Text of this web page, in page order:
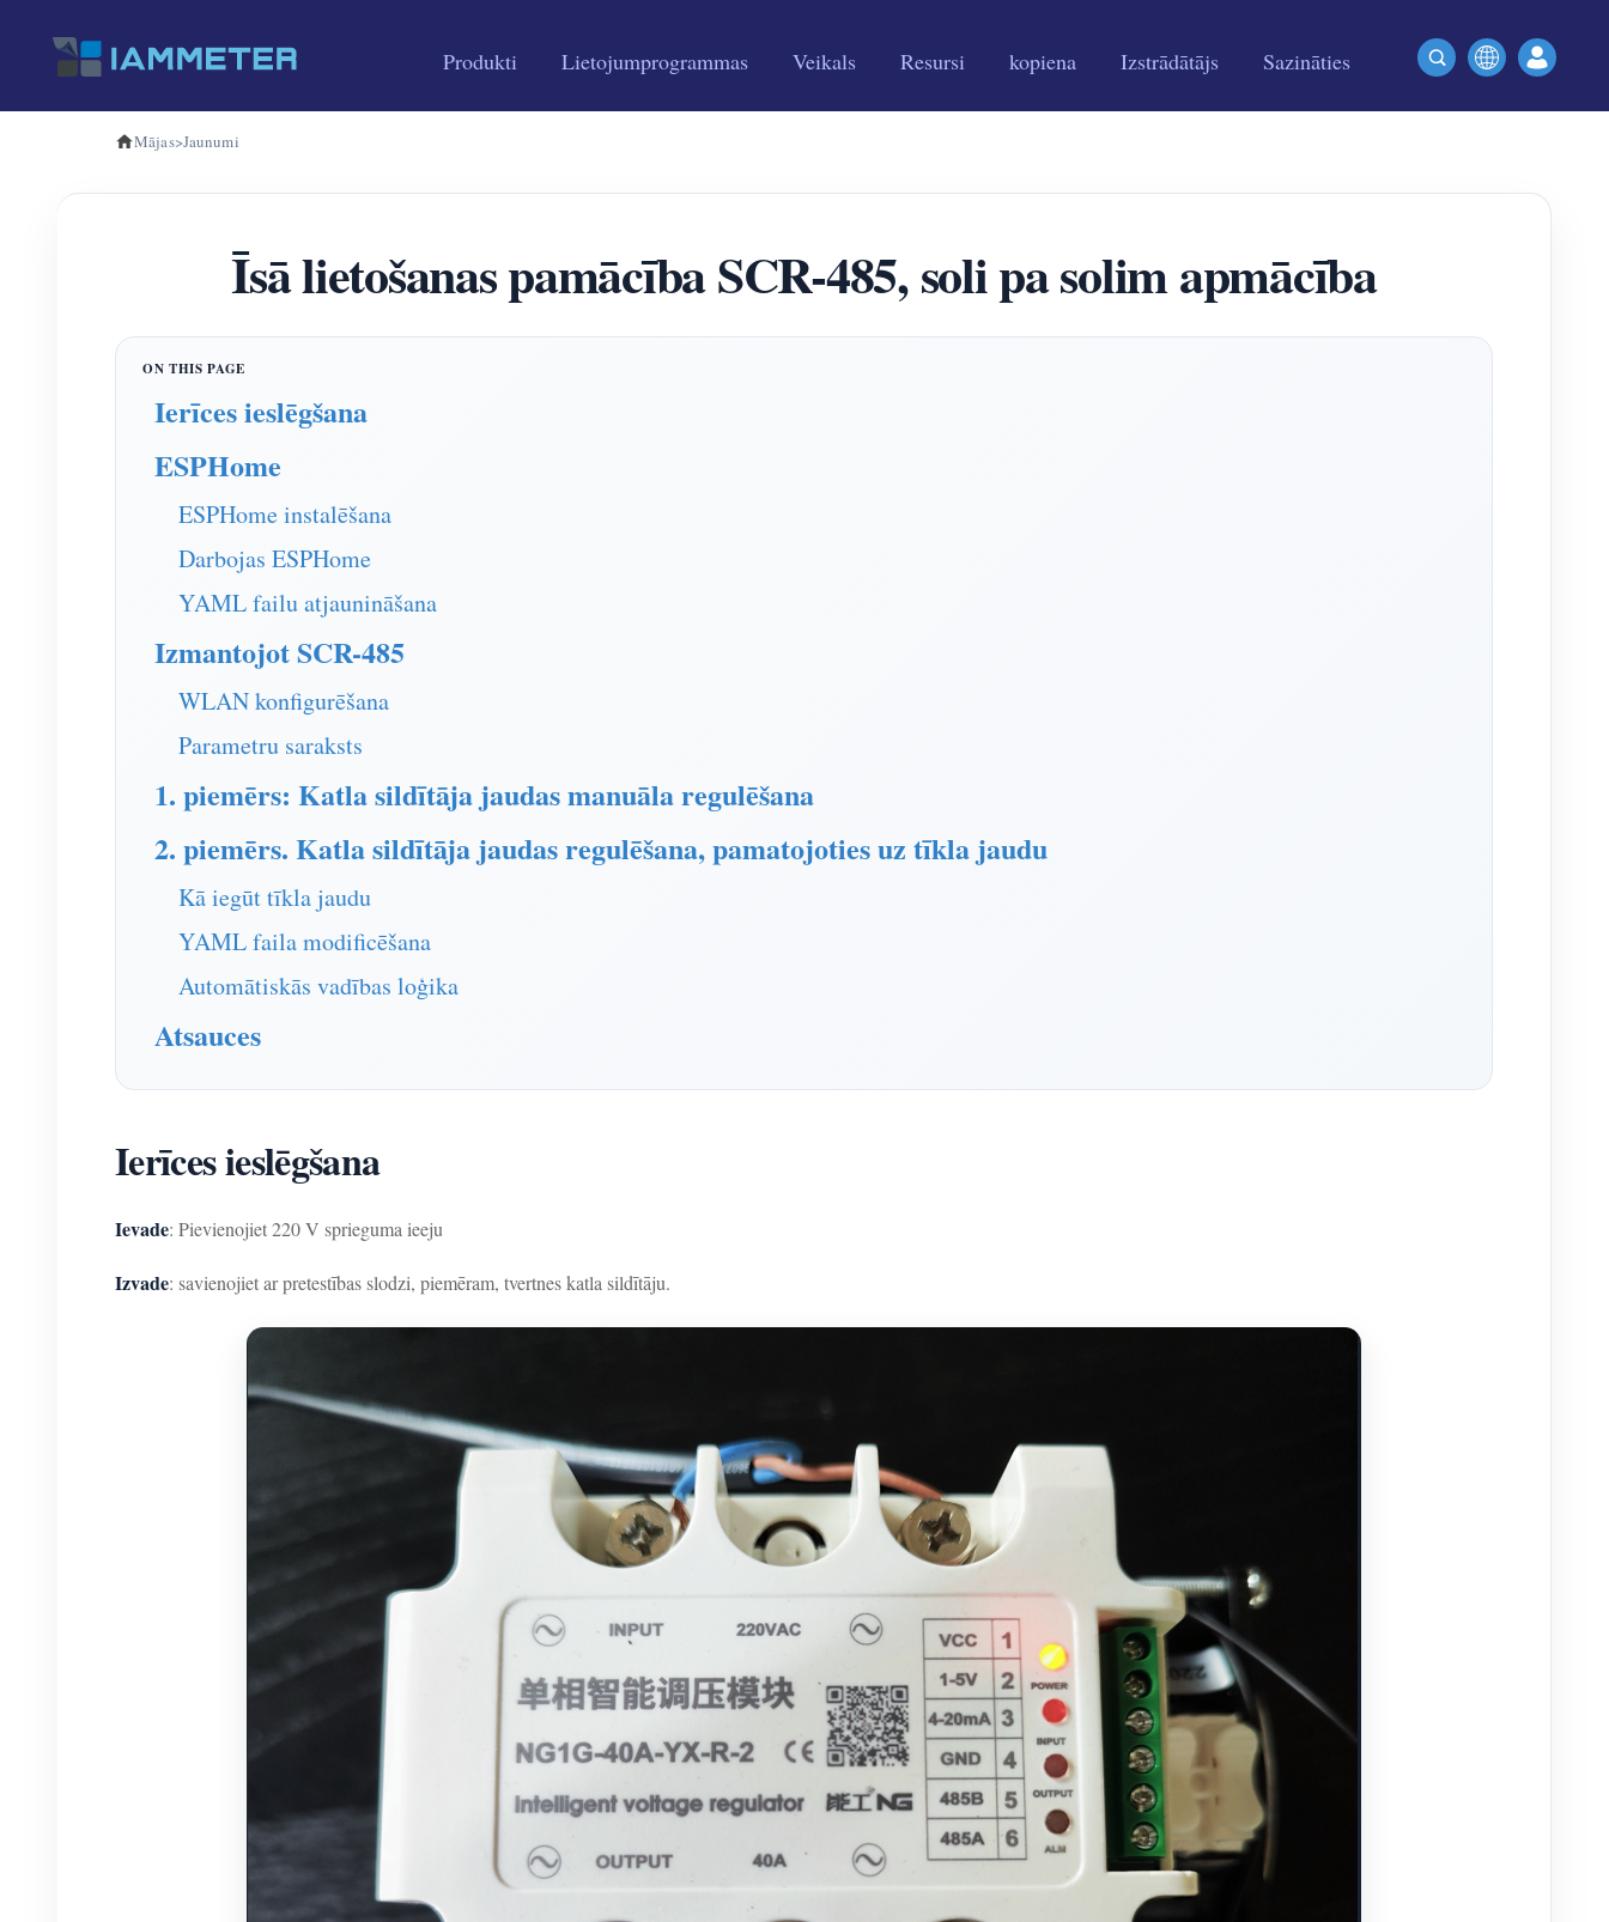
Produkti Lietojumprogrammas Veikals Resursi kopiena Izstrādātājs Sazināties
Mājas>Jaunumi
Īsā lietošanas pamācība SCR-485, soli pa solim apmācība
Ierīces ieslēgšana
ESPHome
ESPHome instalēšana
Darbojas ESPHome
YAML failu atjaunināšana
Izmantojot SCR-485
WLAN konfigurēšana
Parametru saraksts
1. piemērs: Katla sildītāja jaudas manuāla regulēšana
2. piemērs. Katla sildītāja jaudas regulēšana, pamatojoties uz tīkla jaudu
Kā iegūt tīkla jaudu
YAML faila modificēšana
Automātiskās vadības loģika
Atsauces
Ierīces ieslēgšana
Ievade: Pievienojiet 220 V sprieguma ieeju
Izvade: savienojiet ar pretestības slodzi, piemēram, tvertnes katla sildītāju.